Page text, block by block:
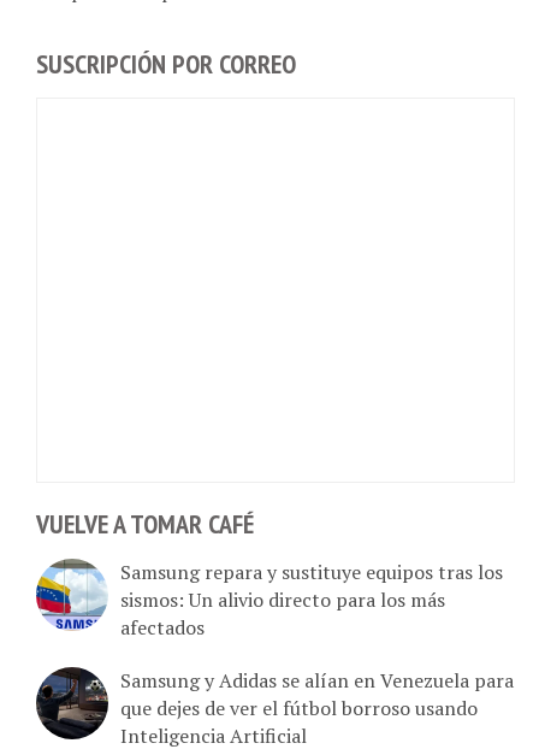
SUSCRIPCIÓN POR CORREO
VUELVE A TOMAR CAFÉ
Samsung repara y sustituye equipos tras los
sismos: Un alivio directo para los más
afectados
Samsung y Adidas se alían en Venezuela para
que dejes de ver el fútbol borroso usando
Inteligencia Artificial